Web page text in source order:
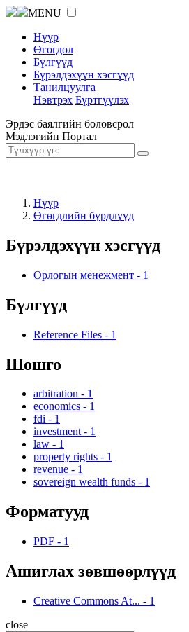
MENU
Нүүр
Өгөгдөл
Бүлгүүд
Бүрэлдэхүүн хэсгүүд
Танилцуулга
Нэвтрэх Бүртгүүлэх
Эрдэс баялгийн боловсрол
Мэдлэгийн Портал
Нүүр
Өгөгдлийн бүрдлүүд
Бүрэлдэхүүн хэсгүүд
Орлогын менежмент - 1
Бүлгүүд
Reference Files - 1
Шошго
arbitration - 1
economics - 1
fdi - 1
investment - 1
law - 1
property rights - 1
revenue - 1
sovereign wealth funds - 1
Форматууд
PDF - 1
Ашиглах зөвшөөрлүүд
Creative Commons At... - 1
close